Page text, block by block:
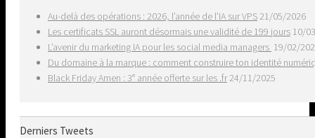
Au-delà des opérations : 2026, l’année de l’IA sur VPS 21/05/2026
Les certificats SSL auront désormais une validité de 199 jours 10/
L’avenir du marketing IA pour les social media managers 19/02/
Du domaine à la marque : comment construire ton identité
Black Friday Amen : 3ᵉ année offerte sur les .fr 24/11/2025
Derniers Tweets